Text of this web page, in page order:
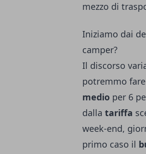
mezzo di
Iniziamo dai
camper?
Il discorso
potremmo
medio per 6
dalla tariffa
week-end,
primo caso il